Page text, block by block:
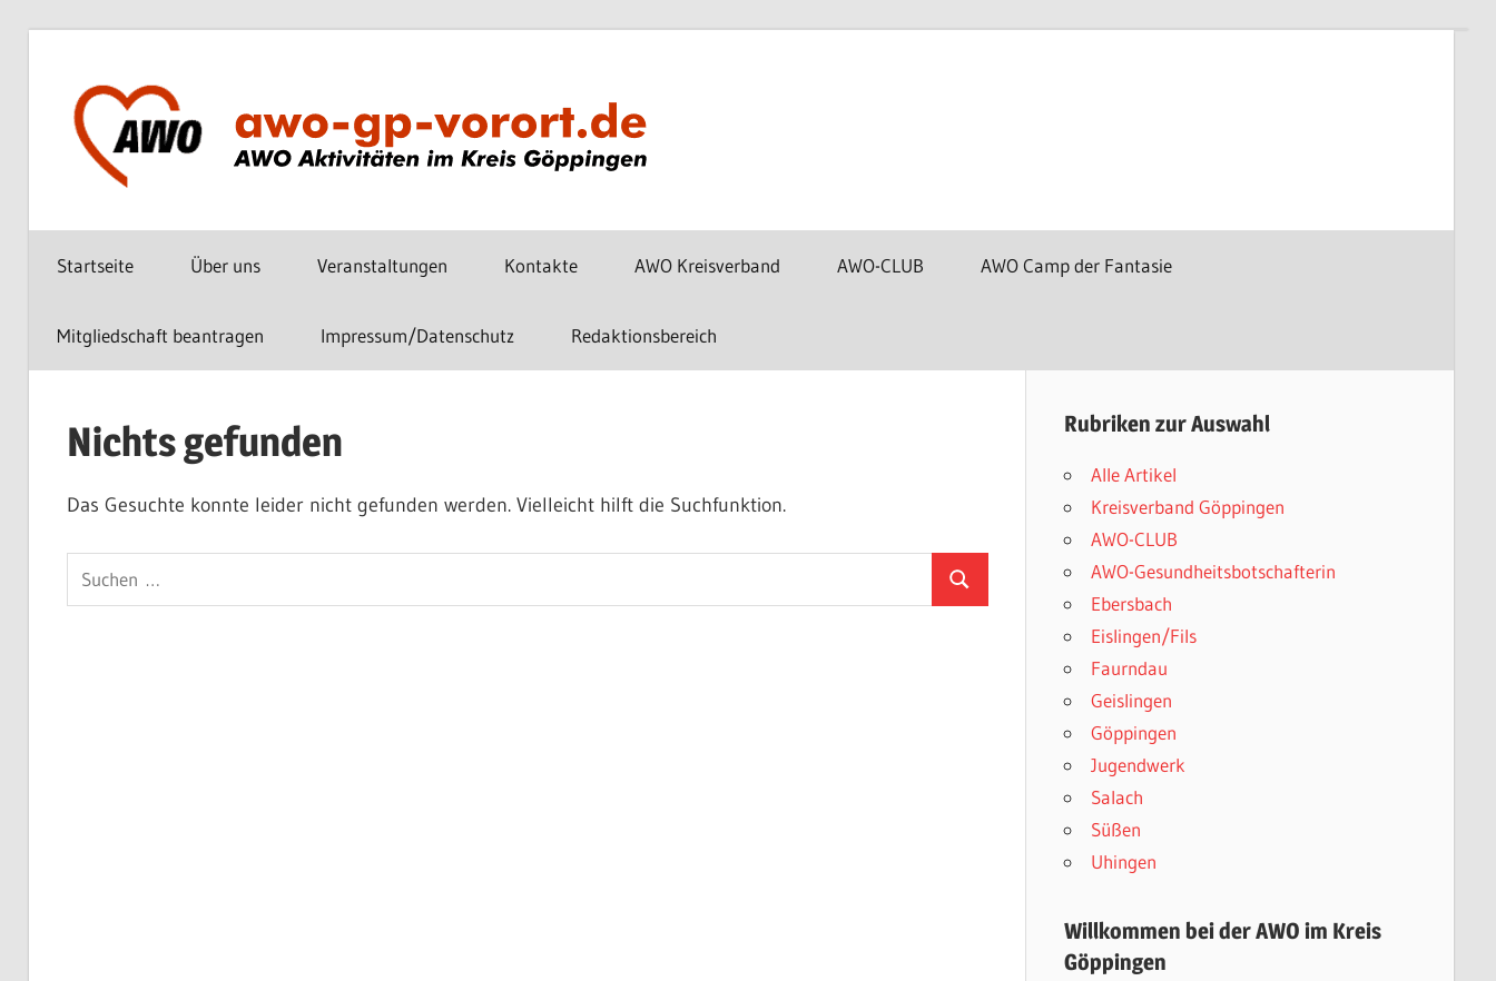
springen
vorort.de
vor
Ort
Kreis
Startseite Über uns Veranstaltungen Kontakte AWO Kreisverband AWO-CLUB AWO Camp der Fantasie
Mitgliedschaft beantragen Impressum/Datenschutz Redaktionsbereich
Nichts gefunden
Das Gesuchte konnte leider nicht gefunden werden. Vielleicht hilft die Suchfunktion.
Suchen
nach:
Suchen
Rubriken zur Auswahl
Alle Artikel
Kreisverband Göppingen
AWO-CLUB
AWO-Gesundheitsbotschafterin
Ebersbach
Eislingen/Fils
Faurndau
Geislingen
Göppingen
Jugendwerk
Salach
Süßen
Uhingen
Willkommen bei der AWO im Kreis
Göppingen